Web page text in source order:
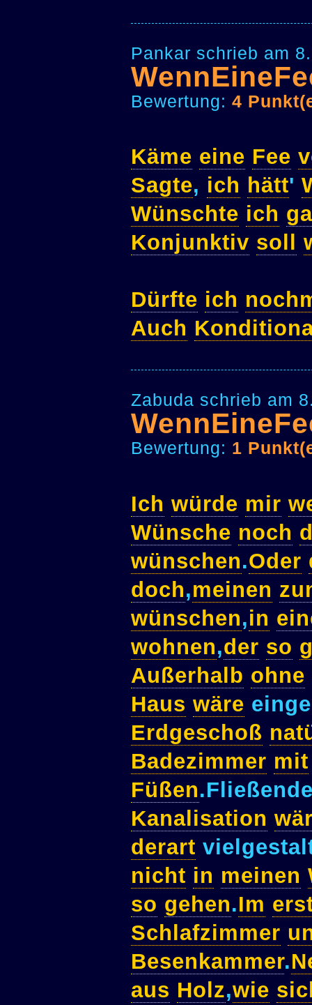
Pankar schrieb am
Bewertung: 4
Käme eine Fee
Sagte, ich hätt'
Wünschte ich
Konjunktiv soll
Dürfte ich
Auch
Zabuda schrieb am
Bewertung: 1
Ich würde mir
Wünsche noch
wünschen.Oder
doch,meinen
wünschen,in
wohnen,der so
Außerhalb ohne
Haus wäre
Erdgeschoß
Badezimmer mit
Füßen
Kanalisation
derart
nicht in meinen
so gehen.Im
Schlafzimmer
Besenkammer.
aus Holz,wie